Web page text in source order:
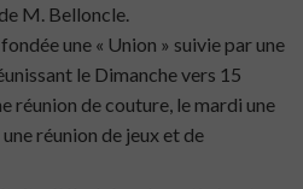
M. Belloncle.
une « Union » suivie par une
le Dimanche vers 15
réunion de couture, le mardi une
réunion de jeux et de